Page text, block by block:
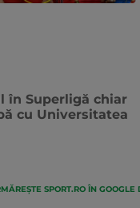
în Superligă chiar
cu Universitatea
SPORT.RO ÎN GOOGLE